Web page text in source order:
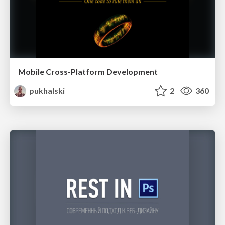
Mobile Cross-Platform Development
pukhalski
2 360